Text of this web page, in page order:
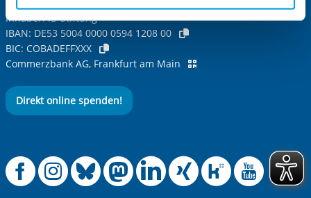
aufgerufenen und somit gewünschten Website-
Funktionen sind. Diese Cookies setzen wir aufgrund
berechtigter Interessen und daher unabhängig von einer
Einwilligung.
Inhaber: IB-Stiftung
IBAN: DE53 5004 0000 0594 1208 00
BIC: COBADEFFXXX
Commerzbank AG, Frankfurt am Main
Direkt online spenden!
Offizielle
Offizielle
Offizielle
Offizielle
Offizielle